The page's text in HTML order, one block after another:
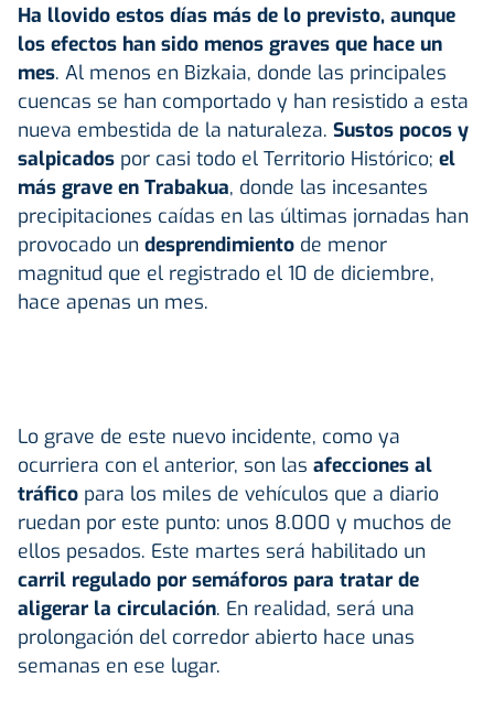
Ha llovido estos días más de lo previsto, aunque
los efectos han sido menos graves que hace un
mes. Al menos en Bizkaia, donde las principales
cuencas se han comportado y han resistido a esta
nueva embestida de la naturaleza. Sustos pocos y
salpicados por casi todo el Territorio Histórico; el
más grave en Trabakua, donde las incesantes
precipitaciones caídas en las últimas jornadas han
provocado un desprendimiento de menor
magnitud que el registrado el 10 de diciembre,
hace apenas un mes.
Lo grave de este nuevo incidente, como ya
ocurriera con el anterior, son las afecciones al
tráfico para los miles de vehículos que a diario
ruedan por este punto: unos 8.000 y muchos de
ellos pesados. Este martes será habilitado un
carril regulado por semáforos para tratar de
aligerar la circulación. En realidad, será una
prolongación del corredor abierto hace unas
semanas en ese lugar.